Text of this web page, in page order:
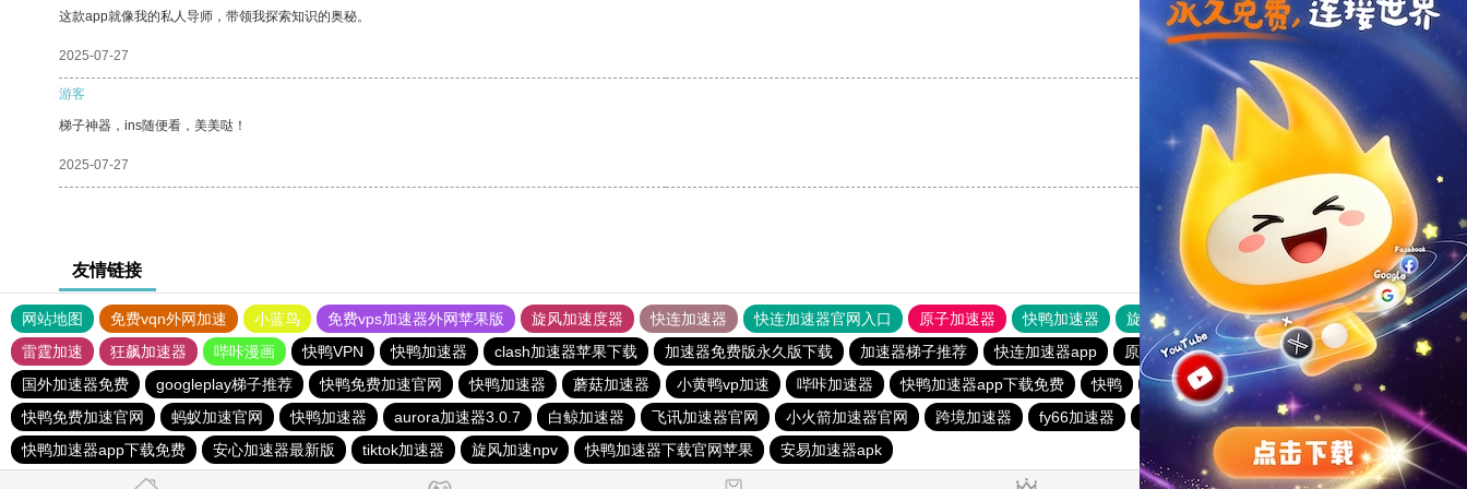
这款app就像我的私人导师，带领我探索知识的奥秘。
2025-07-27 反对
游客
梯子神器，ins随便看，美美哒！
2025-07-27 反对[0]
友情链接
网站地图 免费vqn外网加速 小蓝鸟 免费vps加速器外网苹果版 旋风加速度器 快连加速器 快连加速器官网入口 原子加速器 快鸭加速器 旋风加速度器 外网网址导航
软件中心
雷霆加速
狂飙加速器 哔咔漫画 快鸭VPN 快鸭加速器 clash加速器苹果下载 加速器免费版永久版下载 加速器梯子推荐 快连加速器app 原子加速器下载安卓
黑洞加速器最新版
国外加速器免费
googleplay梯子推荐 快鸭免费加速官网 快鸭加速器 蘑菇加速器 小黄鸭vp加速 哔咔加速器 快鸭加速器app下载免费 快鸭
黑洞免费加速度器v1.0
快鸭免费加速官网
蚂蚁加速官网 快鸭加速器 aurora加速器3.0.7 白鲸加速器 飞讯加速器官网 小火箭加速器官网 跨境加速器 fy66加速器 外国加速器梯子 快鸭
旋风加速
快鸭加速器app下载免费
安心加速器最新版 tiktok加速器 旋风加速npv 快鸭加速器下载官网苹果 安易加速器apk